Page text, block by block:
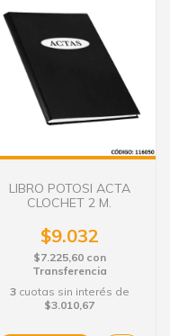
LIBRO POTOSI ACTA
CLOCHET 2 M.
$9.032
$7.225,60 con
Transferencia
3 cuotas sin interés de
$3.010,67